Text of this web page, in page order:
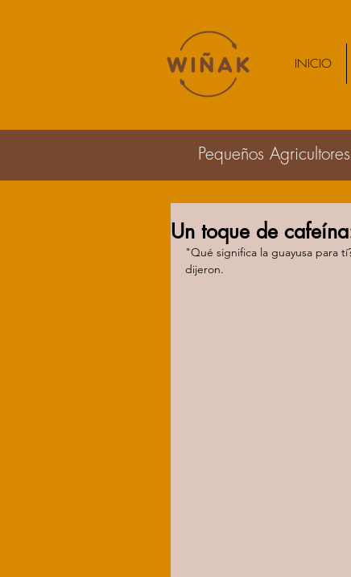
INICIO
Pequeños
Un toque de
"Qué significa la guayusa para
dijeron.